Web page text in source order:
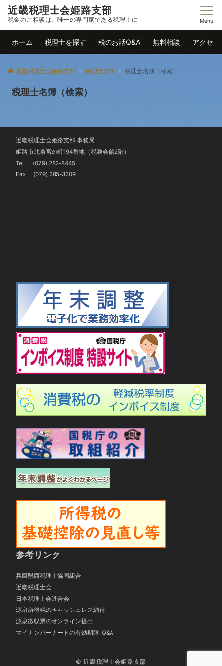
近畿税理士会姫路支部
税金のご相談は、唯一の専門家である税理士に Menu
ホーム 税理士を探す 税のお話Q&A 無料相談 アクセス
近畿税理士会姫路支部 税理士名簿 税理士名簿（検索）
税理士名簿（検索）
近畿税理士会姫路支部 事務局
姫路市北条宮の町194番地（税務会館2階）
Tel (079) 282-8445
Fax (079) 285-3209
参考リンク
兵庫県西税理士協同組合
近畿税理士会
日本税理士会連合会
源泉所得税のキャッシュレス納付
源泉徴収票のオンライン提出
マイナンバーカードの有効期限_Q&A
© 近畿税理士会姫路支部